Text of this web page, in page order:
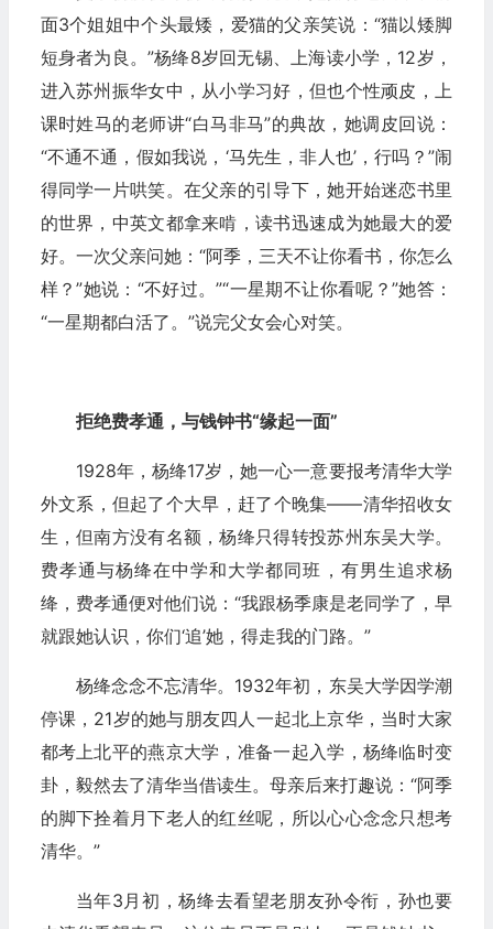
面3个姐姐中个头最矮，爱猫的父亲笑说：“猫以矮脚
短身者为良。”杨绛8岁回无锡、上海读小学，12岁，
进入苏州振华女中，从小学习好，但也个性顽皮，上
课时姓马的老师讲“白马非马”的典故，她调皮回说：
“不通不通，假如我说，‘马先生，非人也’，行吗？”闹
得同学一片哄笑。在父亲的引导下，她开始迷恋书里
的世界，中英文都拿来啃，读书迅速成为她最大的爱
好。一次父亲问她：“阿季，三天不让你看书，你怎么
样？”她说：“不好过。”“一星期不让你看呢？”她答：
“一星期都白活了。”说完父女会心对笑。
拒绝费孝通，与钱钟书“缘起一面”
1928年，杨绛17岁，她一心一意要报考清华大学
外文系，但起了个大早，赶了个晚集——清华招收女
生，但南方没有名额，杨绛只得转投苏州东吴大学。
费孝通与杨绛在中学和大学都同班，有男生追求杨
绛，费孝通便对他们说：“我跟杨季康是老同学了，早
就跟她认识，你们‘追’她，得走我的门路。”
杨绛念念不忘清华。1932年初，东吴大学因学潮
停课，21岁的她与朋友四人一起北上京华，当时大家
都考上北平的燕京大学，准备一起入学，杨绛临时变
卦，毅然去了清华当借读生。母亲后来打趣说：“阿季
的脚下拴着月下老人的红丝呢，所以心心念念只想考
清华。”
当年3月初，杨绛去看望老朋友孙令衔，孙也要